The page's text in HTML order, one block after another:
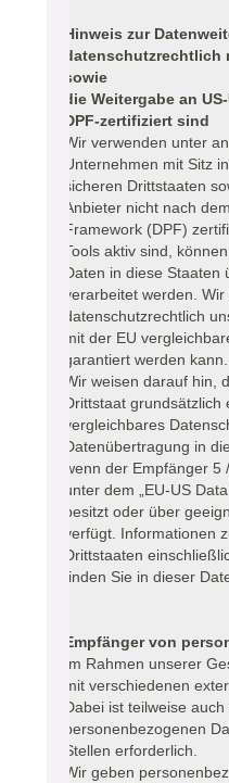
Hinweis zur
datenschutzrechtlich
sowie
die Weitergabe an
DPF-zertifiziert sind
Wir verwenden unter
Unternehmen mit Sitz
sicheren Drittstaaten
Anbieter nicht nach
Framework (DPF)
Tools aktiv sind,
Daten in diese
verarbeitet werden.
datenschutzrechtlich
mit der EU
garantiert werden kann.
Wir weisen darauf hin,
Drittstaat grundsätzlich
vergleichbares
Datenübertragung in
wenn der Empfänger
unter dem „EU-US
besitzt oder über
verfügt. Informationen
Drittstaaten
finden Sie in dieser
Empfänger von
Im Rahmen unserer
mit verschiedenen
Dabei ist teilweise
personenbezogenen
Stellen erforderlich.
Wir geben